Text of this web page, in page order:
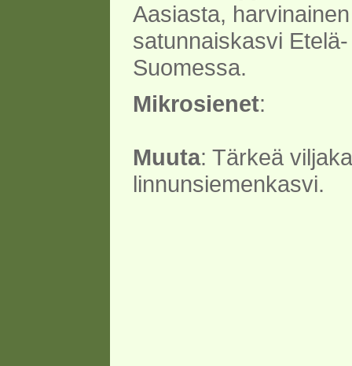
Aasiasta, harvinainen
satunnaiskasvi
Suomessa.
Mikrosienet:
Muuta: Tärkeä
linnunsiemenkasvi.